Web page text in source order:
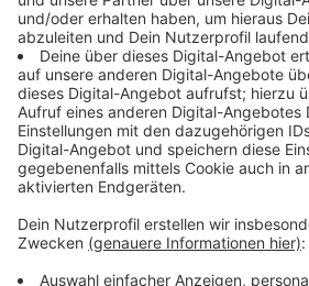
meisten Strafen wurden in Köln
Millionen Euro Bußgelder wurden
Anzeige
Weitere Infos und Links zum
Anzeige
Bußgeldkatalog NRW